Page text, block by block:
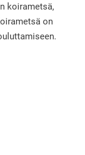
koirametsä,
on